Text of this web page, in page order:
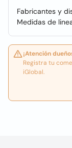
Fabricantes y
Medidas de
¡Atención
Registra tu
iGlobal.